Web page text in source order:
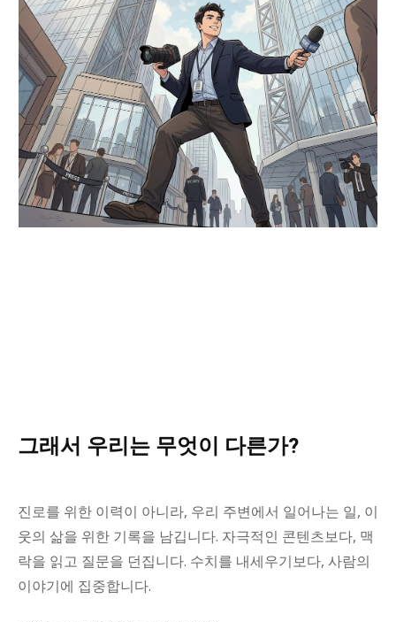
그래서 우리는 무엇이 다른가?
진로를 위한 이력이 아니라, 우리 주변에서 일어나는 일, 이
웃의 삶을 위한 기록을 남깁니다. 자극적인 콘텐츠보다, 맥
락을 읽고 질문을 던집니다. 수치를 내세우기보다, 사람의
이야기에 집중합니다.